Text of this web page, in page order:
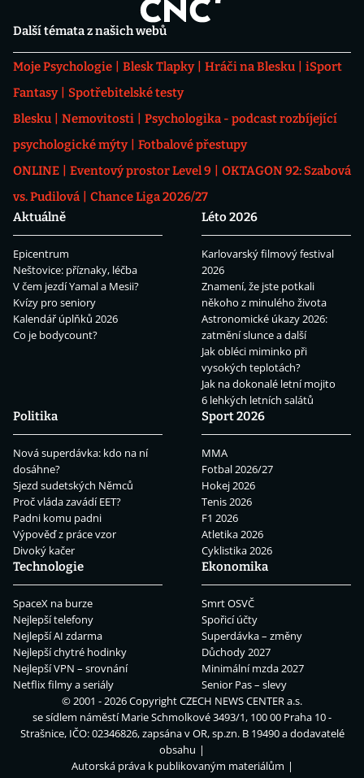
Další témata z našich webů
Moje Psychologie Blesk Tlapky Hráči na Blesku
iSport
Fantasy
Spotřebitelské testy
Blesku
Nemovitosti
Psychologika - podcast rozbíjející
psychologické mýty
Fotbalové přestupy
ONLINE
Eventový prostor Level 9
OKTAGON 92: Szabová
vs. Pudilová
Chance Liga 2026/27
Aktuálně
Epicentrum
Neštovice: příznaky, léčba
V čem jezdí Yamal a Mesii?
Kvízy pro seniory
Kalendář úplňků 2026
Co je bodycount?
Léto 2026
Karlovarský filmový festival
2026
Znamení, že jste potkali
někoho z minulého života
Astronomické úkazy 2026:
zatmění slunce a další
Jak obléci miminko při
vysokých teplotách?
Jak na dokonalé letní mojito
6 lehkých letních salátů
Politika
Nová superdávka: kdo na ní
dosáhne?
Sjezd sudetských Němců
Proč vláda zavádí EET?
Padni komu padni
Výpověď z práce vzor
Divoký kačer
Sport 2026
MMA
Fotbal 2026/27
Hokej 2026
Tenis 2026
F1 2026
Atletika 2026
Cyklistika 2026
Technologie
SpaceX na burze
Nejlepší telefony
Nejlepší AI zdarma
Nejlepší chytré hodinky
Nejlepší VPN – srovnání
Netflix filmy a seriály
Ekonomika
Smrt OSVČ
Spořicí účty
Superdávka – změny
Důchody 2027
Minimální mzda 2027
Senior Pas – slevy
© 2001 - 2026 CopyrightCZECH NEWS CENTER a.s.
se sídlem náměstí Marie Schmolkové 3493/1, 100 00 Praha 10 -
Strašnice, IČO: 02346826, zapsána v OR, sp.zn. B 19490 a dodavatelé
obsahu
Autorská práva k publikovaným materiálům